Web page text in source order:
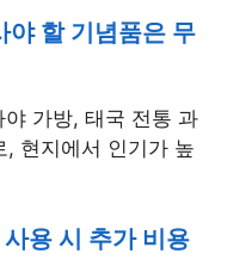
야 할 기념품은 무
, 현지에서 인기가 높
용 시 추가 비용